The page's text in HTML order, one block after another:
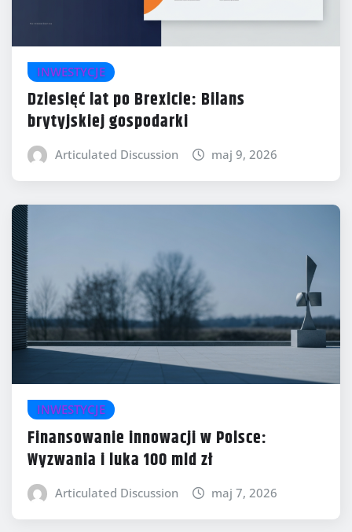
INWESTYCJE
Dziesięć lat po Brexicie: Bilans
brytyjskiej gospodarki
Articulated Discussion maj 9, 2026
INWESTYCJE
Finansowanie innowacji w Polsce:
Wyzwania i luka 100 mld zł
Articulated Discussion maj 7, 2026